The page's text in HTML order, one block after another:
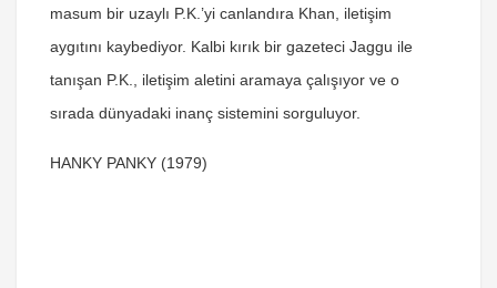
masum bir uzaylı P.K.’yi canlandıra Khan, iletişim
aygıtını kaybediyor. Kalbi kırık bir gazeteci Jaggu ile
tanışan P.K., iletişim aletini aramaya çalışıyor ve o
sırada dünyadaki inanç sistemini sorguluyor.
HANKY PANKY (1979)